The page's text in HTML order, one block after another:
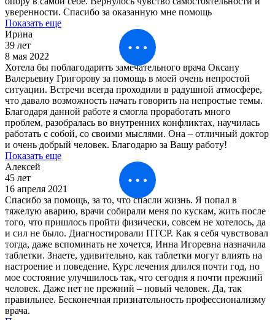
уверенности. Спасибо за оказанную мне помощь
Показать еще
Ирина
39 лет
8 мая 2022
Хотела бы поблагодарить замечательного врача Оксану
Валерьевну Григорову за помощь в моей очень непростой
ситуации. Встречи всегда проходили в радушной атмосфере,
что давало возможность начать говорить на непростые темы.
Благодаря данной работе я смогла проработать много
проблем, разобралась во внутренних конфликтах, научилась
работать с собой, со своими мыслями. Она – отличный доктор
и очень добрый человек. Благодарю за Вашу работу!
Показать еще
Алексей
45 лет
16 апреля 2021
Спасибо за помощь, за то, что спасли жизнь. Я попал в
тяжелую аварию, врачи собирали меня по кускам, жить после
того, что пришлось пройти физически, совсем не хотелось, да
и сил не было. Диагностировали ПТСР. Как я себя чувствовал
тогда, даже вспоминать не хочется, Инна Игоревна назначила
таблетки. Знаете, удивительно, как таблетки могут влиять на
настроение и поведение. Курс лечения длился почти год, но
мое состояние улучшилось так, что сегодня я почти прежний
человек. Даже нет не прежний – новый человек. Да, так
правильнее. Бесконечная признательность профессионализму
врача.